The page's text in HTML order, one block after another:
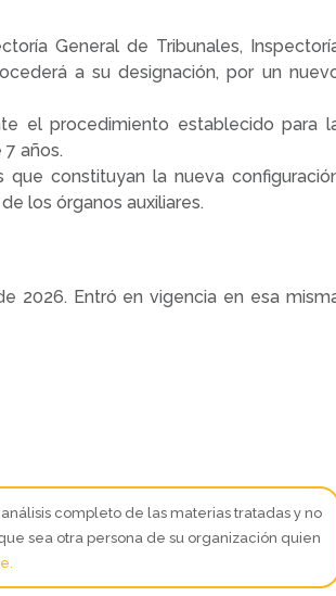
General de Tribunales,
a su designación, por un
el procedimiento establecido para
años.
constituyan la nueva
los órganos auxiliares.
2026. Entró en vigencia en esa
completo de las materias tratadas y no
sea otra persona de su organización quien